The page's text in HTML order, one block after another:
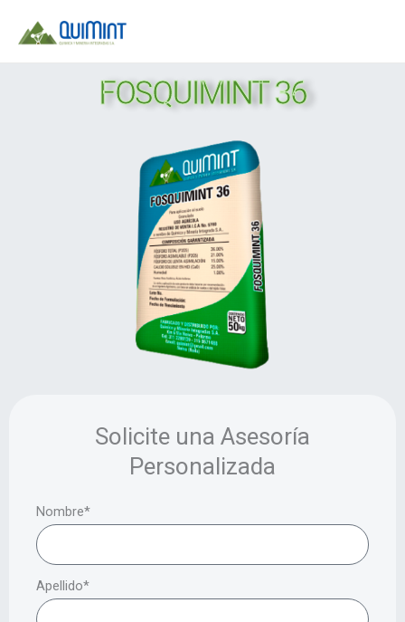
FOSQUIMINT 36
Solicite una Asesoría
Personalizada
Nombre*
Apellido*